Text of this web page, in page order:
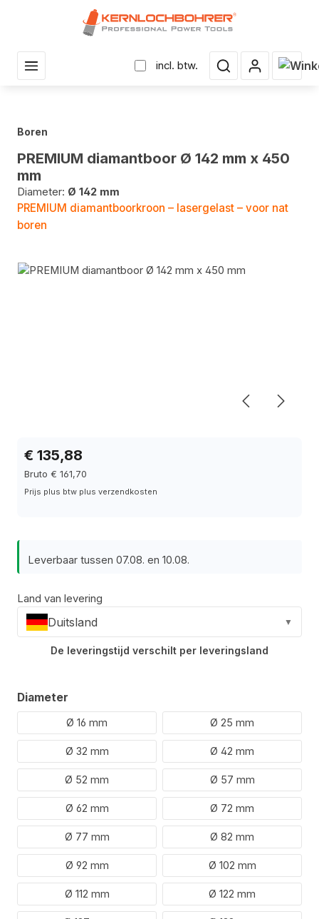
incl. btw.
Boren
PREMIUM diamantboor Ø 142 mm x 450
mm
Diameter: Ø 142 mm
PREMIUM diamantboorkroon – lasergelast – voor nat
boren
Fotogalerij overslaan
€ 135,88
Bruto € 161,70
Prijs plus btw plus verzendkosten
Leverbaar tussen 07.08. en 10.08.
Land van levering
Duitsland ▼
De leveringstijd verschilt per leveringsland
Selecteer
Diameter
Ø 16 mm Ø 25 mm
Ø 32 mm Ø 42 mm
Ø 52 mm Ø 57 mm
Ø 62 mm Ø 72 mm
Ø 77 mm Ø 82 mm
Ø 92 mm Ø 102 mm
Ø 112 mm Ø 122 mm